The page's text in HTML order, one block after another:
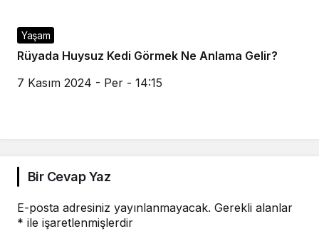
Yaşam
Rüyada Huysuz Kedi Görmek Ne Anlama Gelir?
7 Kasım 2024 - Per - 14:15
Bir Cevap Yaz
E-posta adresiniz yayınlanmayacak. Gerekli alanlar
* ile işaretlenmişlerdir